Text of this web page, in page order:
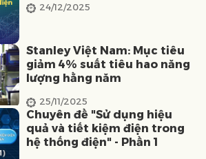
24/12/2025
Stanley Việt Nam: Mục tiêu
giảm 4% suất tiêu hao năng
lượng hằng năm
25/11/2025
Chuyên đề "Sử dụng hiệu
quả và tiết kiệm điện trong
hệ thống điện" - Phần 1